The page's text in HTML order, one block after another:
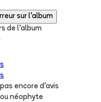
sur l'album
de l'album
encore d'avis
néophyte